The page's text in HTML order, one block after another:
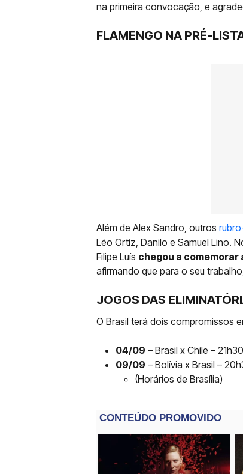
na primeira convocação, e
FLAMENGO NA PRÉ-
Além de Alex Sandro, outros
Léo Ortiz, Danilo e Samuel Lino.
Filipe Luís chegou a comemorar
afirmando que para o seu
JOGOS DAS
O Brasil terá dois compromissos
04/09 – Brasil x Chile –
09/09 – Bolívia x Brasil –
(Horários de Brasília)